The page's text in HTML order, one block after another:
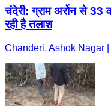
चंदेरी: ग्राम अर्रोन से 33
रही है तलाश
Chanderi, Ashok Nagar